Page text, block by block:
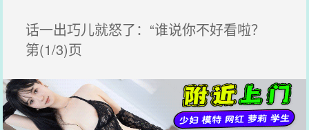
话一出巧儿就怒了：“谁说你不好看啦？
第(1/3)页